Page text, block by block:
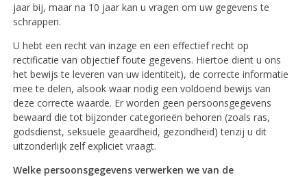
jaar bij, maar na 10 jaar kan u vragen om uw gegevens te
schrappen.
U hebt een recht van inzage en een effectief recht op
rectificatie van objectief foute gegevens. Hiertoe dient u ons
het bewijs te leveren van uw identiteit), de correcte informatie
mee te delen, alsook waar nodig een voldoend bewijs van
deze correcte waarde. Er worden geen persoonsgegevens
bewaard die tot bijzonder categorieën behoren (zoals ras,
godsdienst, seksuele geaardheid, gezondheid) tenzij u dit
uitzonderlijk zelf expliciet vraagt.
Welke persoonsgegevens verwerken we van de